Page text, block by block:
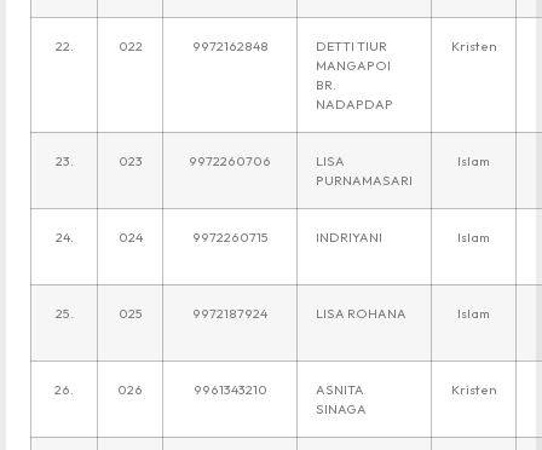
22. 022 9972162848
DETTI TIUR
MANGAPOI
BR.
NADAPDAP
Kristen
23. 023 9972260706
LISA
PURNAMASARI
Islam
24. 024 9972260715 INDRIYANI Islam
25. 025 9972187924 LISA ROHANA Islam
26. 026 9961343210
ASNITA
SINAGA
Kristen